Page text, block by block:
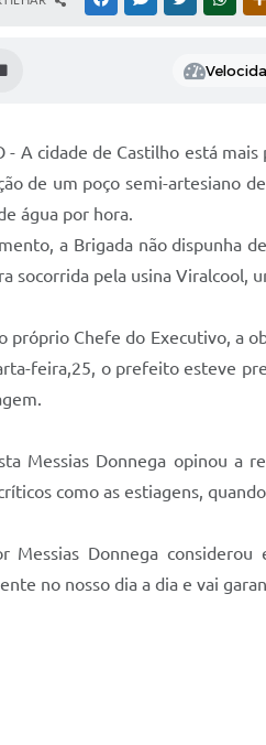
- A cidade de Castilho está
de um poço semi-artesiano
água por hora.
a Brigada não dispunha
socorrida pela usina Viralcool,
próprio Chefe do Executivo, a
feira,25, o prefeito esteve
Messias Donnega opinou a
como as estiagens,
Messias Donnega
no nosso dia a dia e vai